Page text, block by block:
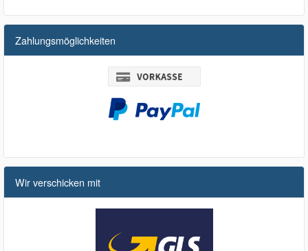
Zahlungsmöglichkeiten
Wir verschicken mit